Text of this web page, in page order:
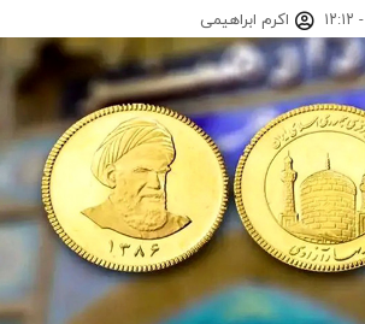
- ۱۲:۱۲ اکرم ابراهیمی